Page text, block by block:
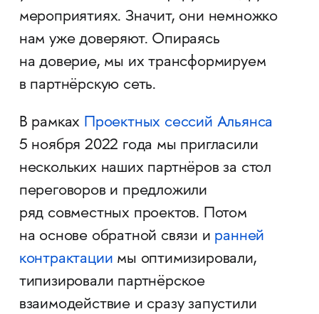
мероприятиях. Значит, они немножко
нам уже доверяют. Опираясь
на доверие, мы их трансформируем
в партнёрскую сеть.
В рамках Проектных сессий Альянса
5 ноября 2022 года мы пригласили
нескольких наших партнёров за стол
переговоров и предложили
ряд совместных проектов. Потом
на основе обратной связи и ранней
контрактации мы оптимизировали,
типизировали партнёрское
взаимодействие и сразу запустили